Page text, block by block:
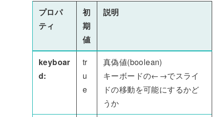
プロパ
ティ
初
期
値
説明
keyboar
d:
tr
u
e
真偽値(boolean)
キーボードの←→でスライ
ドの移動を可能にするかど
うか